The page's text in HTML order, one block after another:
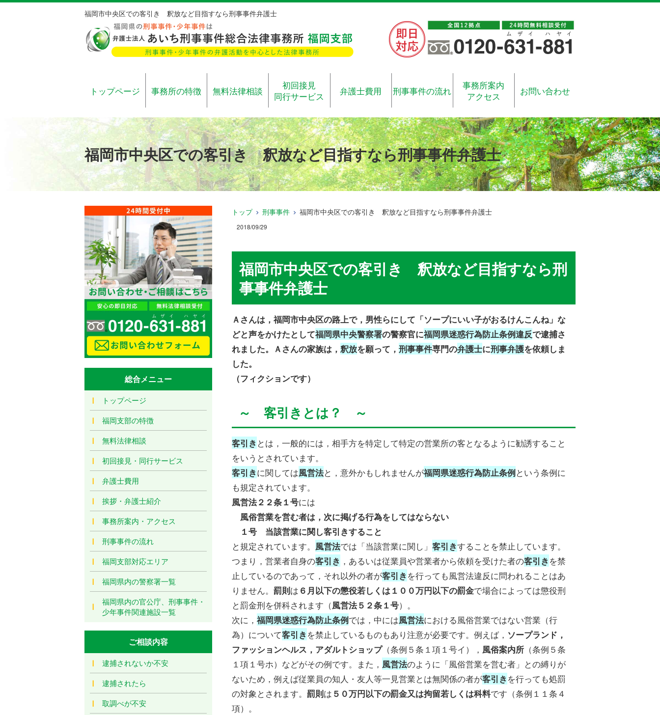
福岡市中央区での客引き 釈放など目指すなら刑事事件弁護士
トップページ 事務所の特徴 無料法律相談
初回接見
同行サービス
弁護士費用 刑事事件の流れ
事務所案内
アクセス
お問い合わせ
福岡市中央区での客引き 釈放など目指すなら刑事事件弁護士
トップ 刑事事件 福岡市中央区での客引き 釈放など目指すなら刑事事件弁護士
2018/09/29
福岡市中央区での客引き 釈放など目指すなら刑
事事件弁護士
Ａさんは，福岡市中央区の路上で，男性らにして「ソープにいい子がおるけんこんね」な
どと声をかけたとして福岡県中央警察署の警察官に福岡県迷惑行為防止条例違反で逮捕さ
れました。Ａさんの家族は， 釈放を願って， 刑事事件専門の弁護士に刑事弁護を依頼しま
した。
（フィクションです）
～ 客引きとは？ ～
客引き とは，一般的には，相手方を特定して特定の営業所の客となるように勧誘すること
をいうとされています。
客引きに関しては風営法と，意外かもしれませんが福岡県迷惑行為防止条例という条例に
も規定されています。
風営法２２条１号には
風俗営業を営む者は，次に掲げる行為をしてはならない
１号 当該営業に関し客引きすること
と規定されています。 風営法では「当該営業に関し」 客引きすることを禁止しています。
つまり，営業者自身の客引き ，あるいは従業員や営業者から依頼を受けた者の客引き を禁
止しているのであって，それ以外の者が客引き を行っても風営法違反に問われることはあ
りません。 罰則は ６月以下の懲役若しくは１００万円以下の罰金で場合によっては懲役刑
と罰金刑を併科されます（風営法５２条１号）。
次に， 福岡県迷惑行為防止条例では，中には風営法における風俗営業ではない営業（行
為）について客引き を禁止しているものもあり注意が必要です。例えば， ソープランド，
ファッションヘルス，アダルトショップ（条例５条１項１号イ）， 風俗案内所 （条例５条
１項１号ホ）などがその例です。また， 風営法のように「風俗営業を営む者」との縛りが
ないため，例えば従業員の知人・友人等一見営業とは無関係の者が客引き を行っても処罰
の対象とされます。 罰則は ５０万円以下の罰金又は拘留若しくは科料です（条例１１条４
項）。
総合メニュー
トップページ
福岡支部の特徴
無料法律相談
初回接見・同行サービス
弁護士費用
挨拶・弁護士紹介
事務所案内・アクセス
刑事事件の流れ
福岡支部対応エリア
福岡県内の警察署一覧
福岡県内の官公庁、刑事事件・
少年事件関連施設一覧
ご相談内容
逮捕されないか不安
逮捕されたら
取調べが不安